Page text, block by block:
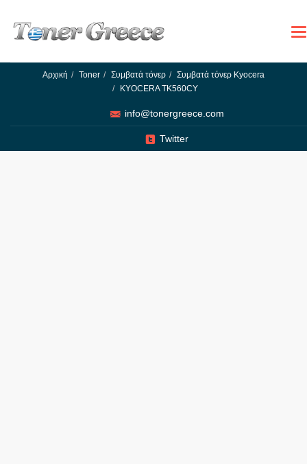
Αρχική Toner Συμβατά τόνερ
Συμβατά τόνερ Kyocera
KYOCERA TK560CY
info@tonergreece.com
Twitter